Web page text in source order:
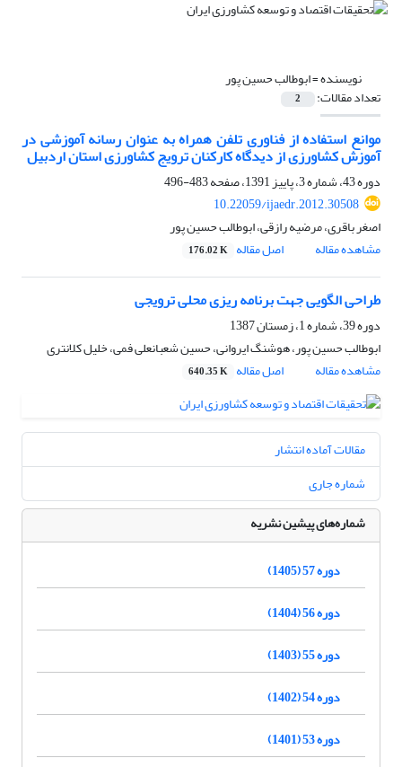
نویسنده =ابوطالب حسین پور
تعداد مقالات: 2
موانع استفاده از فناوری تلفن همراه به عنوان رسانه آموزشی در
آموزش کشاورزی از دیدگاه کارکنان ترویج کشاورزی استان اردبیل
دوره 43، شماره 3، پاییز 1391، صفحه
483-496
10.22059/ijaedr.2012.30508
اصغر باقری، مرضیه رازقی، ابوطالب حسین پور
مشاهده مقاله
اصل مقاله 176.02 K
طراحی الگویی جهت برنامه ریزی محلی ترویجی
دوره 39، شماره 1، زمستان 1387
ابوطالب حسین پور، هوشنگ ایروانی، حسین شعبانعلی فمی، خلیل کلانتری
مشاهده مقاله
اصل مقاله 640.35 K
مقالات آماده انتشار
شماره جاری
شماره‌های پیشین نشریه
دوره 57 (1405)
دوره 56 (1404)
دوره 55 (1403)
دوره 54 (1402)
دوره 53 (1401)